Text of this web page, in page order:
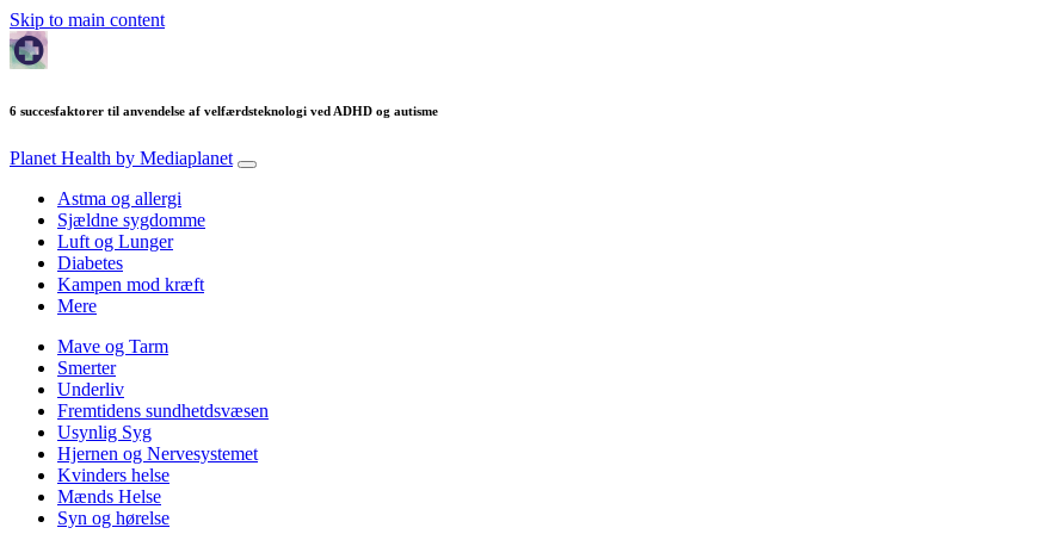
Skip to main content
6 succesfaktorer til anvendelse af velfærdsteknologi ved ADHD og autisme
Planet Health by Mediaplanet
Astma og allergi
Sjældne sygdomme
Luft og Lunger
Diabetes
Kampen mod kræft
Mere
Mave og Tarm
Smerter
Underliv
Fremtidens sundhetdsvæsen
Usynlig Syg
Hjernen og Nervesystemet
Kvinders helse
Mænds Helse
Syn og hørelse